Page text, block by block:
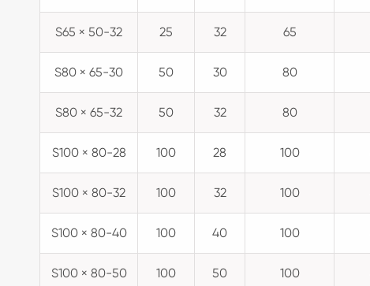
S65 × 50-32 25 32 65
S80 × 65-30 50 30 80
S80 × 65-32 50 32 80
S100 × 80-28 100 28 100
S100 × 80-32 100 32 100
S100 × 80-40 100 40 100
S100 × 80-50 100 50 100